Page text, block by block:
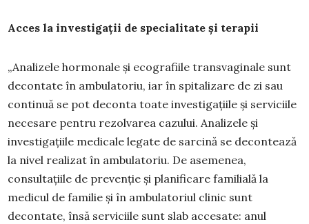
Acces la investigații de specialitate și terapii
„Analizele hormonale și ecografiile transvaginale sunt
decontate în ambulatoriu, iar în spitalizare de zi sau
continuă se pot deconta toate investigațiile și serviciile
necesare pentru rezolvarea cazului. Analizele şi
investigaţiile medicale legate de sarcină se decontează
la nivel realizat în ambulatoriu. De asemenea,
consultațiile de prevenție și planificare familială la
medicul de familie și în ambulatoriul clinic sunt
decontate, însă serviciile sunt slab accesate: anul